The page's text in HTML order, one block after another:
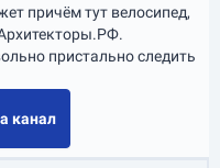
причём тут велосипед,
пристально следить
канал